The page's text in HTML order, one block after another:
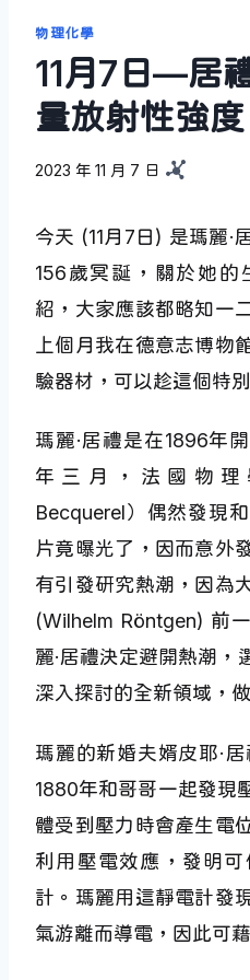
物理化學
11月7日—居
量放射性強度
2023 年 11 月 7 日
今天 (11月7日) 是瑪麗·
156歲冥誕，關於她的
紹，大家應該都略知一
上個月我在德意志博物
驗器材，可以趁這個特
瑪麗·居禮是在1896年
年三月，法國物理
Becquerel）偶然發現
片竟曝光了，因而意外
有引發研究熱潮，因為
(Wilhelm Röntgen) 前
麗·居禮決定避開熱潮，
深入探討的全新領域，
瑪麗的新婚夫婿皮耶·
1880年和哥哥一起發現
體受到壓力時會產生電
利用壓電效應，發明
計。瑪麗用這靜電計發
氣游離而導電，因此可